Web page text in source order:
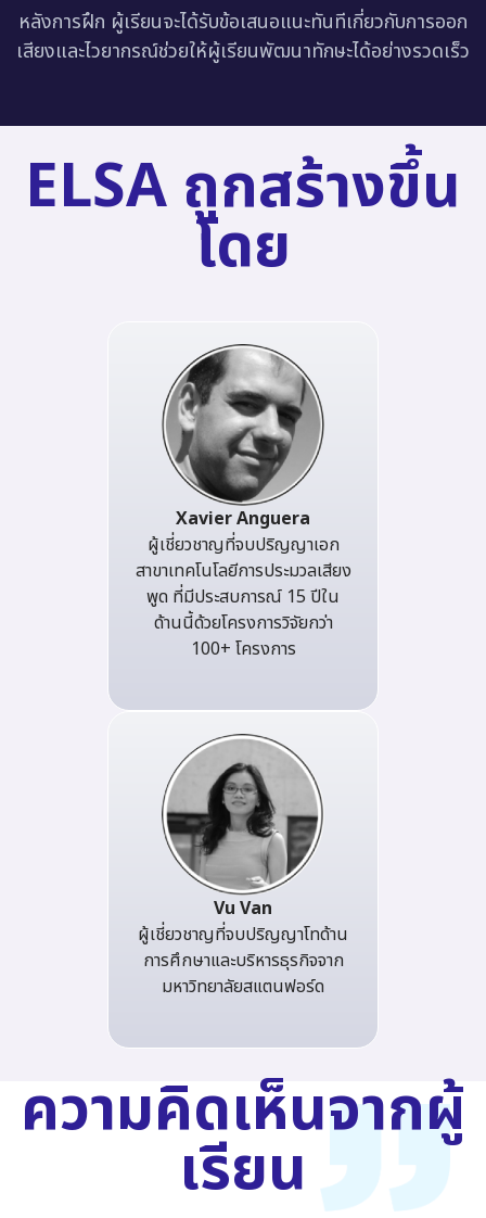
หลังการฝึก ผู้เรียนจะได้รับข้อเสนอแนะทันทีเกี่ยวกับการออก
เสียงและไวยากรณ์ช่วยให้ผู้เรียนพัฒนาทักษะได้อย่างรวดเร็ว
ELSA ถูกสร้างขึ้น
โดย
Xavier Anguera
ผู้เชี่ยวชาญที่จบปริญญาเอก
สาขาเทคโนโลยีการประมวลเสียง
พูด ที่มีประสบการณ์ 15 ปีใน
ด้านนี้ด้วยโครงการวิจัยกว่า
100+ โครงการ
Vu Van
ผู้เชี่ยวชาญที่จบปริญญาโทด้าน
การศึกษาและบริหารธุรกิจจาก
มหาวิทยาลัยสแตนฟอร์ด
ความคิดเห็นจากผู้
เรียน